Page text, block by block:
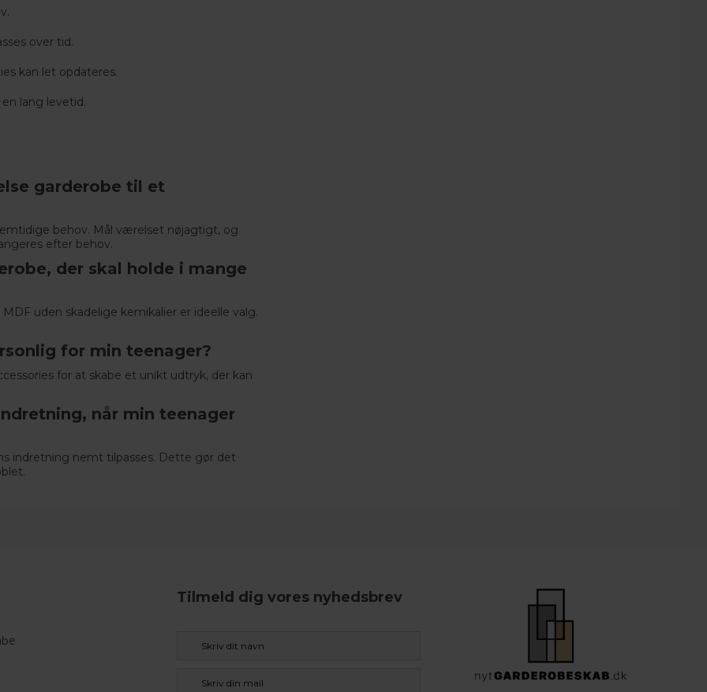
over tid.
kan let opdateres.
lang levetid.
garderobe til et
behov. Mål værelset nøjagtigt, og
efter behov.
der skal holde i mange
uden skadelige kemikalier er ideelle valg.
for min teenager?
for at skabe et unikt udtryk, der kan
når min teenager
indretning nemt tilpasses. Dette gør det
Tilmeld dig vores nyhedsbrev